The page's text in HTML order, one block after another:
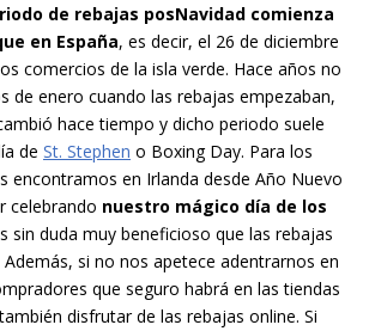
de rebajas posNavidad comienza
en España, es decir, el 26 de diciembre
comercios de la isla verde. Hace años no
de enero cuando las rebajas empezaban,
hace tiempo y dicho periodo suele
de St. Stephen o Boxing Day. Para los
encontramos en Irlanda desde Año Nuevo
celebrando nuestro mágico día de los
sin duda muy beneficioso que las rebajas
si no nos apetece adentrarnos en
que seguro habrá en las tiendas
disfrutar de las rebajas online. Si